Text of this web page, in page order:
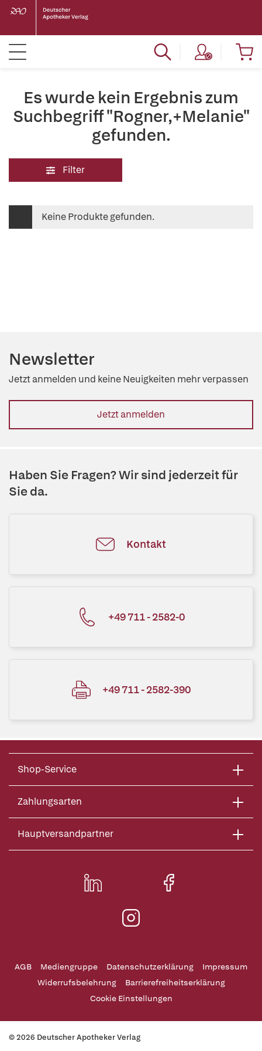
Es wurde kein Ergebnis zum
Suchbegriff "Rogner,+Melanie"
gefunden.
Filter
Keine Produkte gefunden.
Newsletter
Jetzt anmelden und keine Neuigkeiten mehr verpassen
Jetzt anmelden
Haben Sie Fragen? Wir sind jederzeit für
Sie da.
Kontakt
+49 711 - 2582-0
+49 711 - 2582-390
Shop-Service
Zahlungsarten
Hauptversandpartner
AGB Mediengruppe Datenschutzerklärung
Impressum
Widerrufsbelehrung
Barrierefreiheitserklärung
Cookie Einstellungen
© 2026 Deutscher Apotheker Verlag